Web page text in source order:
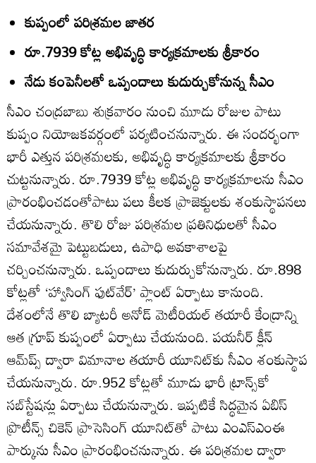
కుప్పంలో పరిశ్రమల జాతర
రూ.7939 కోట్ల అభివృద్ధి కార్యక్రమాలకు శ్రీకారం
నేడు కంపెనీలతో ఒప్పందాలు కుదుర్చుకోనున్న సీఎం
సీఎం చంద్రబాబు శుక్రవారం నుంచి మూడు రోజుల పాటు
కుప్పం నియోజకవర్గంలో పర్యటించనున్నారు. ఈ సందర్భంగా
భారీ ఎత్తున పరిశ్రమలకు, అభివృద్ధి కార్యక్రమాలకు శ్రీకారం
చుట్టనున్నారు. రూ.7939 కోట్ల అభివృద్ధి కార్యక్రమాలను సీఎం
ప్రారంభించడంతోపాటు పలు కీలక ప్రాజెక్టులకు శంకుస్థాపనలు
చేయనున్నారు. తొలి రోజు పరిశ్రమల ప్రతినిధులతో సీఎం
సమావేశమై పెట్టుబడులు, ఉపాధి అవకాశాలపై
చర్చించనున్నారు. ఒప్పందాలు కుదుర్చుకోనున్నారు. రూ.898
కోట్లతో ‘హ్వాసింగ్‌ ఫుట్‌వేర్‌’ ప్లాంట్‌ ఏర్పాటు కానుంది.
దేశంలోనే తొలి బ్యాటరీ అనోడ్‌ మెటీరియల్‌ తయారీ కేంద్రాన్ని
ఆత గ్రూప్‌ కుప్పంలో ఏర్పాటు చేయనుంది. పయనీర్‌ క్లీన్‌
ఆమ్‌ప్స్‌ ద్వారా విమానాల తయారీ యూనిట్‌కు సీఎం శంకుస్థాప
చేయనున్నారు. రూ.952 కోట్లతో మూడు భారీ ట్రాన్స్‌కో
సబ్‌స్టేషన్లు ఏర్పాటు చేయనున్నారు. ఇప్పటికే సిద్ధమైన ఏబిస్‌
ప్రొటీన్స్‌ చికెన్‌ ప్రాసెసింగ్‌ యూనిట్‌తో పాటు ఎంఎస్‌ఎంఈ
పార్కును సీఎం ప్రారంభించనున్నారు. ఈ పరిశ్రమల ద్వారా